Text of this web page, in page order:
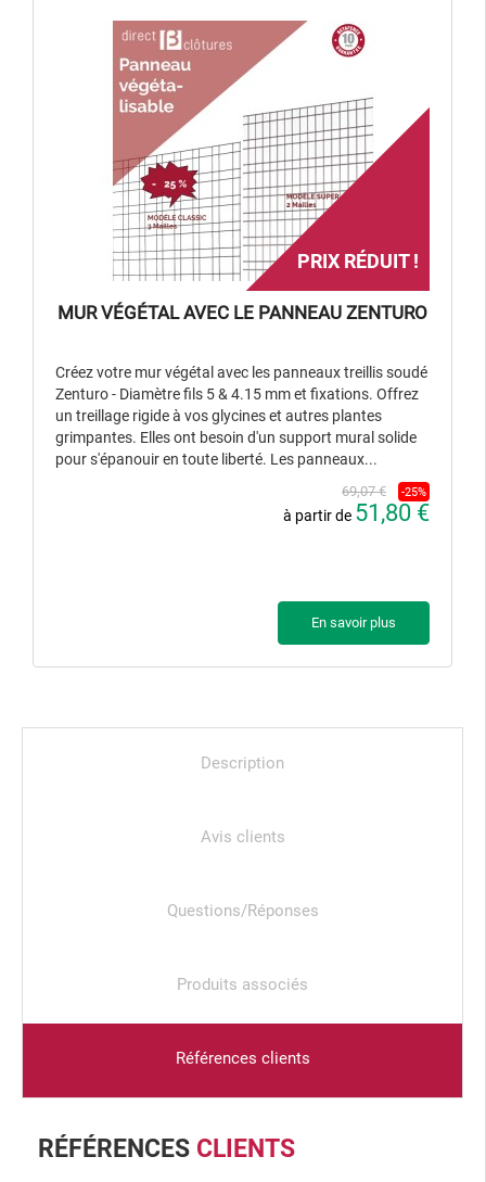
PRIX RÉDUIT !
MUR VÉGÉTAL AVEC LE PANNEAU ZENTURO
Créez votre mur végétal avec les panneaux treillis soudé
Zenturo - Diamètre fils 5 & 4.15 mm et fixations. Offrez
un treillage rigide à vos glycines et autres plantes
grimpantes. Elles ont besoin d'un support mural solide
pour s'épanouir en toute liberté. Les panneaux...
à partir de 51,80 €
69,07 € -25%
En savoir plus
Description
Avis clients
Questions/Réponses
Produits associés
Références clients
RÉFÉRENCES CLIENTS